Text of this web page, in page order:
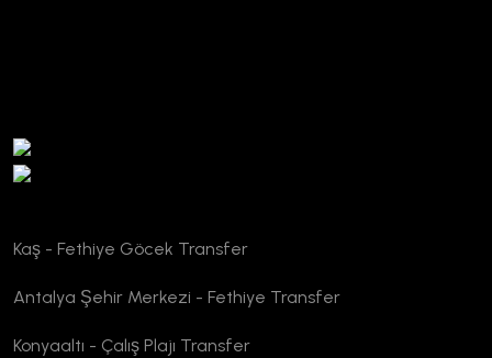
Kaş - Fethiye Göcek Transfer
Antalya Şehir Merkezi - Fethiye Transfer
Konyaaltı - Çalış Plajı Transfer